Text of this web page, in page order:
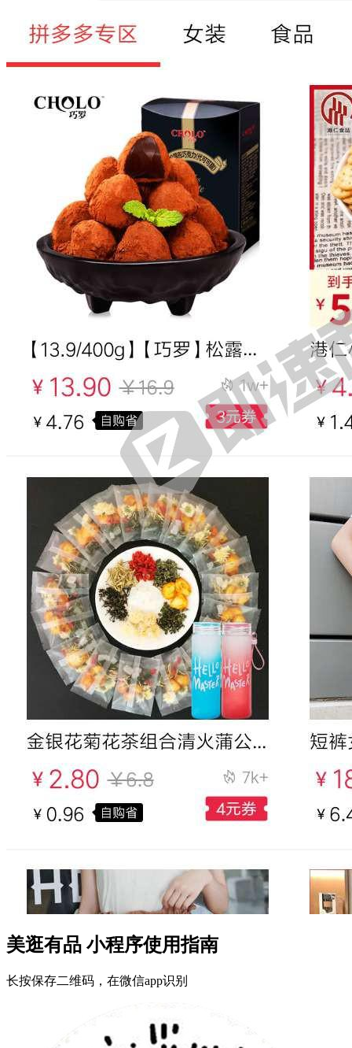
美逛有品 小程序使用指南
长按保存二维码，在微信app识别